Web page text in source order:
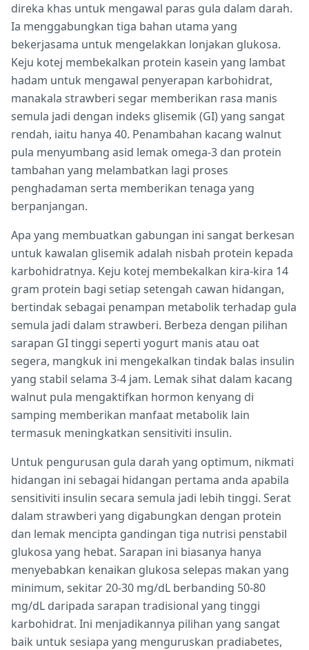
direka khas untuk mengawal paras gula dalam darah.
Ia menggabungkan tiga bahan utama yang
bekerjasama untuk mengelakkan lonjakan glukosa.
Keju kotej membekalkan protein kasein yang lambat
hadam untuk mengawal penyerapan karbohidrat,
manakala strawberi segar memberikan rasa manis
semula jadi dengan indeks glisemik (GI) yang sangat
rendah, iaitu hanya 40. Penambahan kacang walnut
pula menyumbang asid lemak omega-3 dan protein
tambahan yang melambatkan lagi proses
penghadaman serta memberikan tenaga yang
berpanjangan.
Apa yang membuatkan gabungan ini sangat berkesan
untuk kawalan glisemik adalah nisbah protein kepada
karbohidratnya. Keju kotej membekalkan kira-kira 14
gram protein bagi setiap setengah cawan hidangan,
bertindak sebagai penampan metabolik terhadap gula
semula jadi dalam strawberi. Berbeza dengan pilihan
sarapan GI tinggi seperti yogurt manis atau oat
segera, mangkuk ini mengekalkan tindak balas insulin
yang stabil selama 3-4 jam. Lemak sihat dalam kacang
walnut pula mengaktifkan hormon kenyang di
samping memberikan manfaat metabolik lain
termasuk meningkatkan sensitiviti insulin.
Untuk pengurusan gula darah yang optimum, nikmati
hidangan ini sebagai hidangan pertama anda apabila
sensitiviti insulin secara semula jadi lebih tinggi. Serat
dalam strawberi yang digabungkan dengan protein
dan lemak mencipta gandingan tiga nutrisi penstabil
glukosa yang hebat. Sarapan ini biasanya hanya
menyebabkan kenaikan glukosa selepas makan yang
minimum, sekitar 20-30 mg/dL berbanding 50-80
mg/dL daripada sarapan tradisional yang tinggi
karbohidrat. Ini menjadikannya pilihan yang sangat
baik untuk sesiapa yang menguruskan pradiabetes,